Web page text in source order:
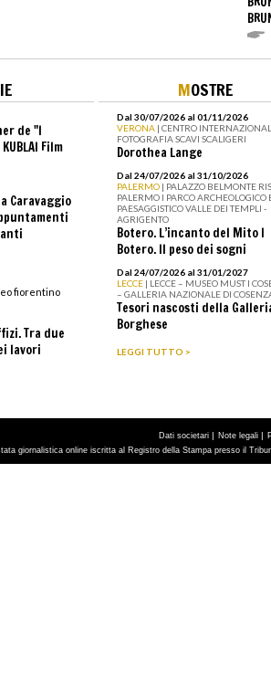
de "I
KUBLAI Film
Caravaggio
fiorentino
Tra due
lavori
MOSTRE
Dal 30/07/2026 al 01/11/2026
VERONA | CENTRO
FOTOGRAFIA SCAVI SCALIGERI
Dorothea Lange
Dal 24/07/2026 al 31/10/2026
PALERMO | PALAZZO BELMONTE
PALERMO I PARCO ARCHEOLOGICO
PAESAGGISTICO VALLE DEI TEMPLI -
AGRIGENTO
Botero. L’incanto del Mito I
Botero. Il peso dei sogni
Dal 24/07/2026 al 31/01/2027
LECCE | LECCE – MUSEO MUST I
– GALLERIA NAZIONALE DI
Tesori nascosti della
Borghese
LEGGI TUTTO >
Dati societari | Note legali |
giornalistica online iscritta al Registro della Stampa presso il